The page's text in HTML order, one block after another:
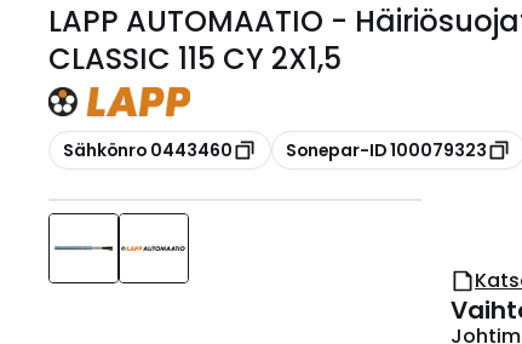
LAPP AUTOMAATIO -
CLASSIC 115 CY 2X1,5
Kopioi
Sähkönro 0443460 Kopioi
Sonepar-ID 100079323